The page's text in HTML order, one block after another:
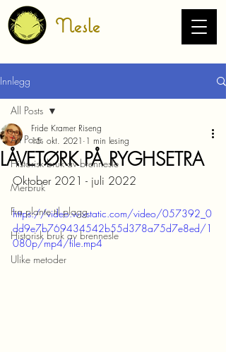
Nesle
Innlegg
All Posts
Historisk bruk av brennesle
Merbruk
Fra plante til plagg
Historisk bruk av brennesle
Ulike metoder
All Posts
LÅVETØRK PÅ RYGHSETRA
Fride Kramer Riseng
15. okt. 2021 1 min lesing
Oktober 2021 - juli 2022
https://video.wixstatic.com/video/057392_0
dd9e7b769434542b55d378a75d7e8ed/1
080p/mp4/file.mp4